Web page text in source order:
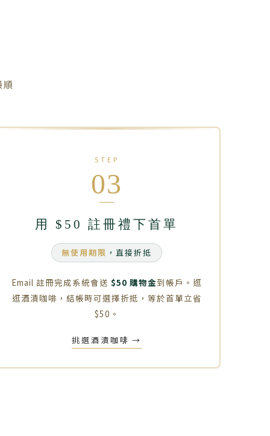
STEP
03
用 $50 註冊禮下首單
無使用期限 ，直接折抵
Email 註冊完成系統會送$50 購物金到帳戶。逛
逛酒漬咖啡，結帳時可選擇折抵，等於首單立省
$50。
挑選酒漬咖啡 →